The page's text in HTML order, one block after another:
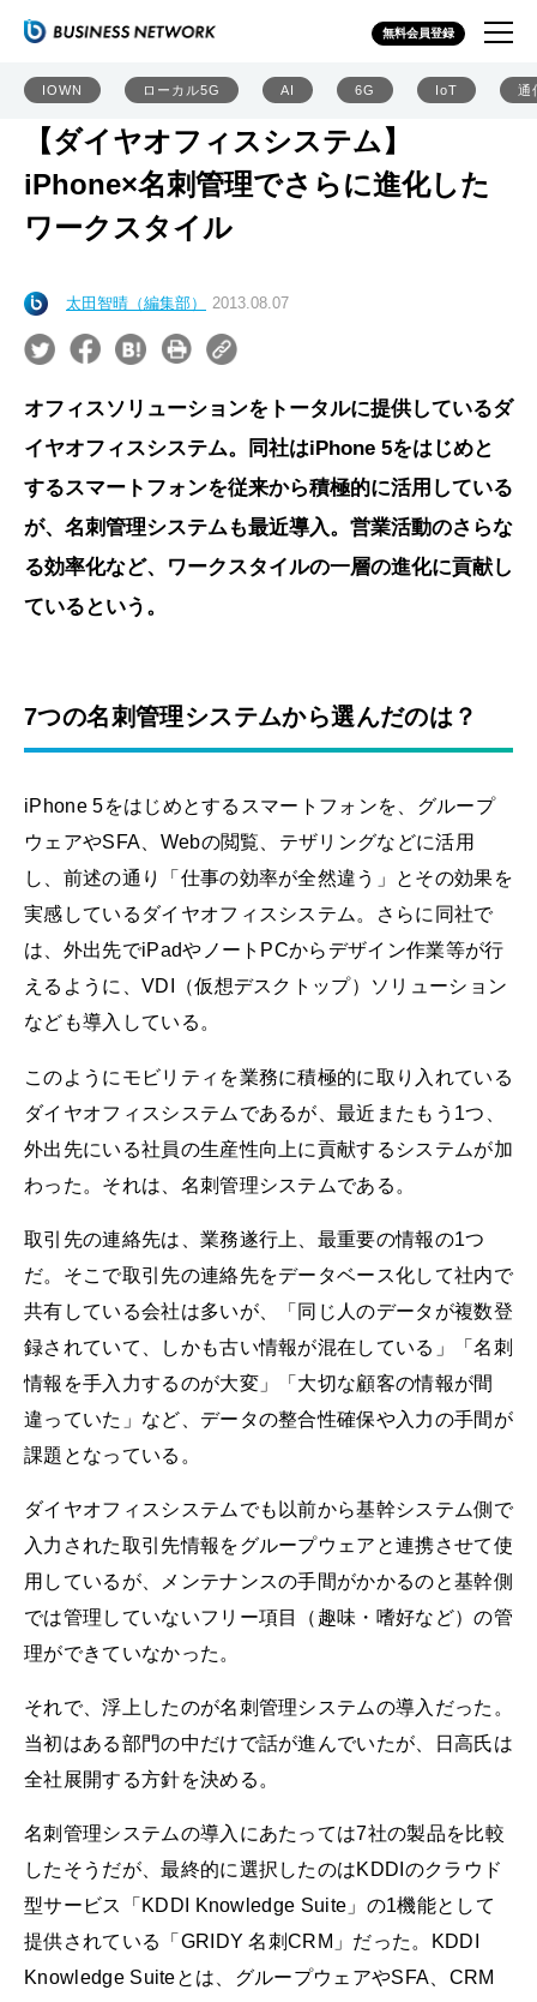
無料会員登録
IOWN ローカル5G AI 6G IoT 通
【ダイヤオフィスシステム】
iPhone×名刺管理でさらに進化した
ワークスタイル
太田智晴（編集部） 2013.08.07
オフィスソリューションをトータルに提供しているダ
イヤオフィスシステム。同社はiPhone 5をはじめと
するスマートフォンを従来から積極的に活用している
が、名刺管理システムも最近導入。営業活動のさらな
る効率化など、ワークスタイルの一層の進化に貢献し
ているという。
7つの名刺管理システムから選んだのは？
iPhone 5をはじめとするスマートフォンを、グループ
ウェアやSFA、Webの閲覧、テザリングなどに活用
し、前述の通り「仕事の効率が全然違う」とその効果を
実感しているダイヤオフィスシステム。さらに同社で
は、外出先でiPadやノートPCからデザイン作業等が行
えるように、VDI（仮想デスクトップ）ソリューション
なども導入している。
このようにモビリティを業務に積極的に取り入れている
ダイヤオフィスシステムであるが、最近またもう1つ、
外出先にいる社員の生産性向上に貢献するシステムが加
わった。それは、名刺管理システムである。
取引先の連絡先は、業務遂行上、最重要の情報の1つ
だ。そこで取引先の連絡先をデータベース化して社内で
共有している会社は多いが、「同じ人のデータが複数登
録されていて、しかも古い情報が混在している」「名刺
情報を手入力するのが大変」「大切な顧客の情報が間
違っていた」など、データの整合性確保や入力の手間が
課題となっている。
ダイヤオフィスシステムでも以前から基幹システム側で
入力された取引先情報をグループウェアと連携させて使
用しているが、メンテナンスの手間がかかるのと基幹側
では管理していないフリー項目（趣味・嗜好など）の管
理ができていなかった。
それで、浮上したのが名刺管理システムの導入だった。
当初はある部門の中だけで話が進んでいたが、日高氏は
全社展開する方針を決める。
名刺管理システムの導入にあたっては7社の製品を比較
したそうだが、最終的に選択したのはKDDIのクラウド
型サービス「KDDI Knowledge Suite」の1機能として
提供されている「GRIDY 名刺CRM」だった。KDDI
Knowledge Suiteとは、グループウェアやSFA、CRM